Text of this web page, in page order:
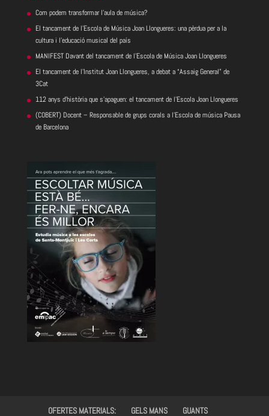
Com podem transformar l’aula de música?
El tancament de l’Escola de Música Joan Llongueres: una pèrdua per a la
cultura i l’educació musical del país
MANIFEST Davant del tancament de l’Escola de Música Joan Llongueres
El tancament de l’Institut Joan Llongueres, a debat a “Assaig General” de
3Cat
112 anys d’història que s’apaguen: el tancament de l’Escola Joan Llongueres
(COBERT) Docent – Responsable de grups corals a l’Escola de música Pausa
de Barcelona
OFERTES MATERIALS: GELS MANS GUANTS